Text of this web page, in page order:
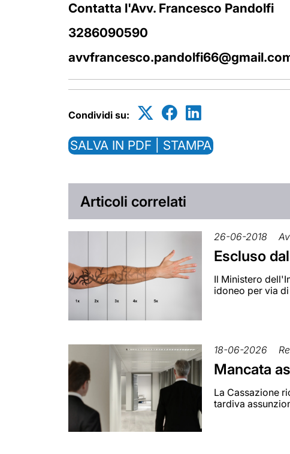
Contatta l'Avv. Francesco Pandolfi
3286090590
Condividi su:
SALVA IN PDF | STAMPA
Articoli correlati
26-06-2018
Escluso
Il Ministero
idoneo per via
18-06-2026
Mancata
La Cassazione
tardiva